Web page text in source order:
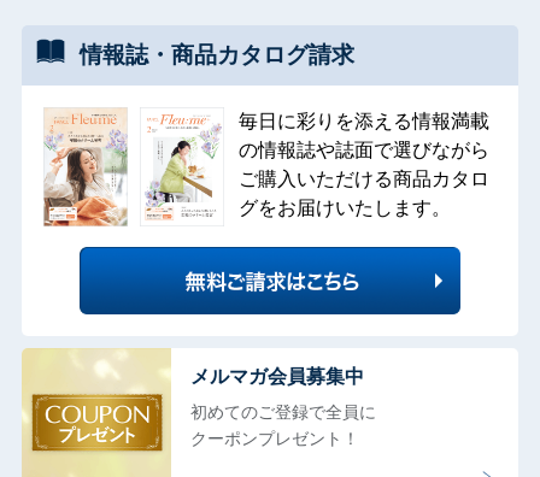
情報誌・ 商品カタログ請求
毎日に彩りを添える情報満載
の情報誌や誌面で選びながら
ご購入いただける商品カタロ
グをお届けいたします。
メルマガ会員募集中
初めてのご登録で全員に
クーポンプレゼント！